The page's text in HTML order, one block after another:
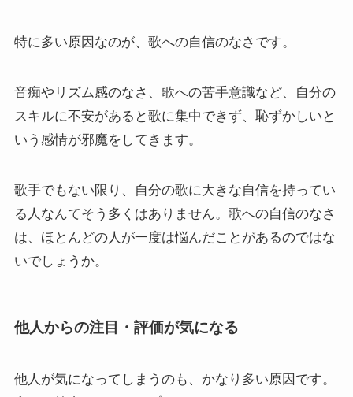
特に多い原因なのが、歌への自信のなさです。
音痴やリズム感のなさ、歌への苦手意識など、自分の
スキルに不安があると歌に集中できず、恥ずかしいと
いう感情が邪魔をしてきます。
歌手でもない限り、自分の歌に大きな自信を持ってい
る人なんてそう多くはありません。歌への自信のなさ
は、ほとんどの人が一度は悩んだことがあるのではな
いでしょうか。
他人からの注目・評価が気になる
他人が気になってしまうのも、かなり多い原因です。